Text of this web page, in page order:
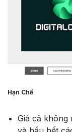
Hạn Chế
Giá cả không